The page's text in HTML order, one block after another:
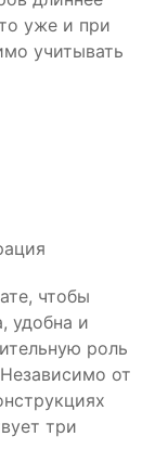
уже и при
учитывать
чтобы
удобна и
роль
от
три